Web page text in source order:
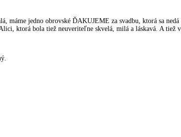
máme jedno obrovské ĎAKUJEME za svadbu, ktorá sa
ktorá bola tiež neuveriteľne skvelá, milá a láskavá. A tiež